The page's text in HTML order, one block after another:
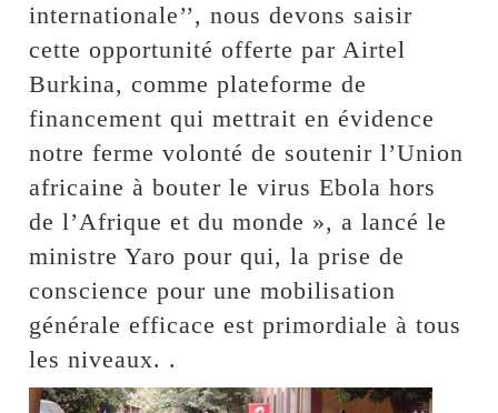
internationale’’, nous devons saisir
cette opportunité offerte par Airtel
Burkina, comme plateforme de
financement qui mettrait en évidence
notre ferme volonté de soutenir l’Union
africaine à bouter le virus Ebola hors
de l’Afrique et du monde », a lancé le
ministre Yaro pour qui, la prise de
conscience pour une mobilisation
générale efficace est primordiale à tous
les niveaux. .